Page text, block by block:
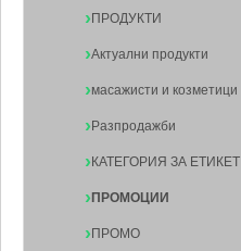
ПРОДУКТИ
Актуални продукти
масажисти и козметици
Разпродажби
КАТЕГОРИЯ ЗА ЕТИКЕТ
ПРОМОЦИИ
ПРОМО